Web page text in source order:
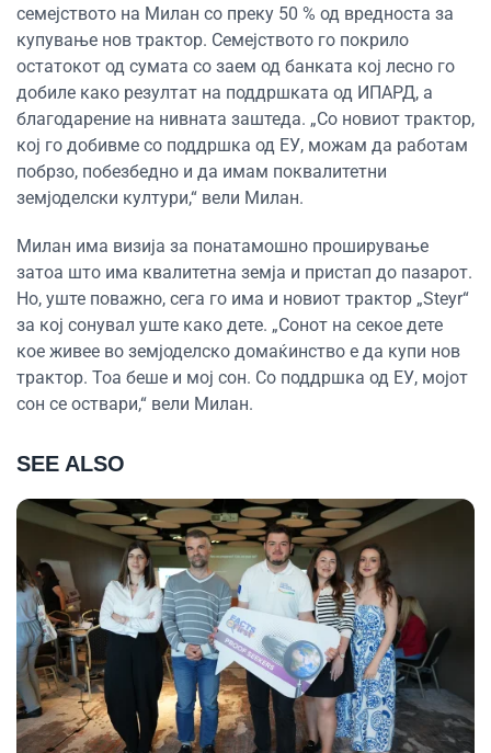
семејството на Милан со преку 50 % од вредноста за
купување нов трактор. Семејството го покрило
остатокот од сумата со заем од банката кој лесно го
добиле како резултат на поддршката од ИПАРД, а
благодарение на нивната заштеда. „Со новиот трактор,
кој го добивме со поддршка од ЕУ, можам да работам
побрзо, побезбедно и да имам поквалитетни
земјоделски култури,“ вели Милан.
Милан има визија за понатамошно проширување
затоа што има квалитетна земја и пристап до пазарот.
Но, уште поважно, сега го има и новиот трактор „Steyr“
за кој сонувал уште како дете. „Сонот на секое дете
кое живее во земјоделско домаќинство е да купи нов
трактор. Тоа беше и мој сон. Со поддршка од ЕУ, мојот
сон се оствари,“ вели Милан.
SEE ALSO